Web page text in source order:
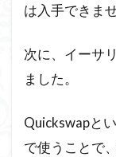
は入手できま
次に、イーサ
ました。
Quickswapと
で使うことで